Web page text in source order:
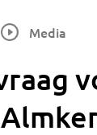
Media